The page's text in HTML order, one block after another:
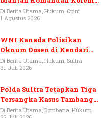
143/HO, Ketika Warisan
Menjadi Arena Pemerasan
Di Berita Utama, Hukum, Opini
1 Agustus 2026
WNI Kanada Polisikan
Oknum Dosen di Kendari
Terkait Aset Puluhan Miliar
Di Berita Utama, Hukum, Sultra
31 Juli 2026
Polda Sultra Tetapkan Tiga
Tersangka Kasus Tambang
Emas Ilegal di Bombana
Di Berita Utama, Bombana, Hukum